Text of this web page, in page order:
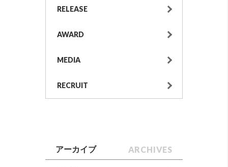
RELEASE
AWARD
MEDIA
RECRUIT
アーカイブ ARCHIVES